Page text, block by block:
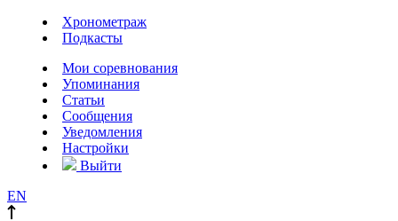
Хронометраж
Подкасты
Мои соревнования
Упоминания
Статьи
Сообщения
Уведомления
Настройки
Выйти
EN